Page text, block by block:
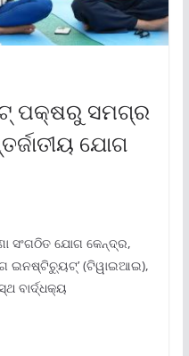
ପକ୍ଷରୁ ସମଗ୍ର
ଯୋଗ
ସଂଗଠିତ ଯୋଗ କେନ୍ଦ୍ର,
ଇନଷ୍ଟିଚ୍ୟୁଟ୍‌’ (ଟିୱାଇଆଇ),
ବାର୍ଦ୍ଧକ୍ୟ